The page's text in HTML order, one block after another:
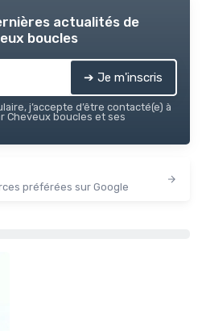
actualités de
boucles
➔ Je m'inscris
j’accepte d’être contacté(e) à
Cheveux boucles et ses
préférées sur Google